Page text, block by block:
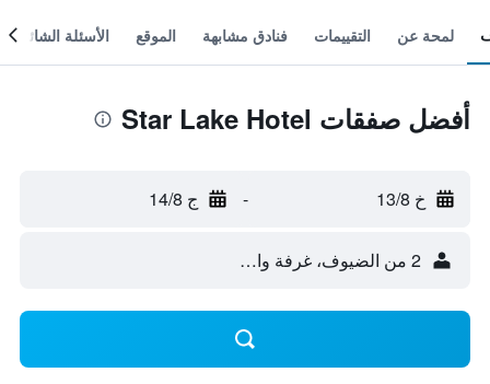
لمحة عن التقييمات فنادق مشابهة الموقع الأسئلة الشائعة
أفضل صفقات Star Lake Hotel
خ 13/8 - ج 14/8
2 من الضيوف، غرفة واحدة